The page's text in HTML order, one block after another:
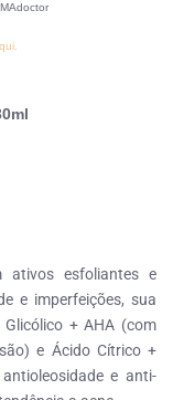
ativos esfoliantes e
e imperfeições, sua
+ AHA (com
e Ácido Cítrico +
e anti-